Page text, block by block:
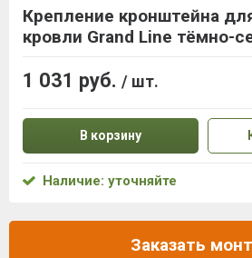
Крепление кронштейна
кровли Grand Line тёмно-
1 031 руб. / шт.
В корзину
Наличие: уточняйте
Заказать